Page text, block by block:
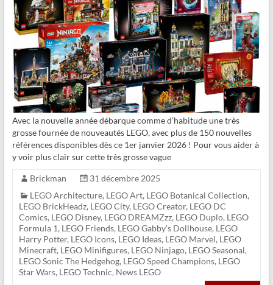
Avec la nouvelle année débarque comme d’habitude une très
grosse fournée de nouveautés LEGO, avec plus de 150 nouvelles
références disponibles dès ce 1er janvier 2026 ! Pour vous aider à
y voir plus clair sur cette très grosse vague
Brickman
31 décembre 2025
LEGO Architecture, LEGO Art, LEGO Botanical Collection,
LEGO BrickHeadz, LEGO City, LEGO Creator, LEGO DC
Comics, LEGO Disney, LEGO DREAMZzz, LEGO Duplo, LEGO
Formula 1, LEGO Friends, LEGO Gabby's Dollhouse, LEGO
Harry Potter, LEGO Icons, LEGO Ideas, LEGO Marvel, LEGO
Minecraft, LEGO Minifigures, LEGO Ninjago, LEGO Seasonal,
LEGO Sonic The Hedgehog, LEGO Speed Champions, LEGO
Star Wars, LEGO Technic, News LEGO